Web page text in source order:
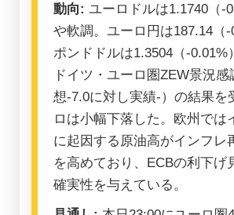
動向: ユーロドルは1.1740（-
や軟調。ユーロ円は187.14（-
ポンドドルは1.3504（-0.01%
ドイツ・ユーロ圏ZEW景況
想-7.0に対し実績-）の結果を
ロは小幅下落した。欧州では
に起因する原油高がインフレ
を高めており、ECBの利下げ
確実性を与えている。